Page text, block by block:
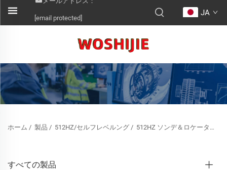
[email protected]
JA
ホーム / 製品 / 512HZ/セルフレベルング / 512HZ ソンデ＆ロケーター＆セルフレベルング
すべての製品